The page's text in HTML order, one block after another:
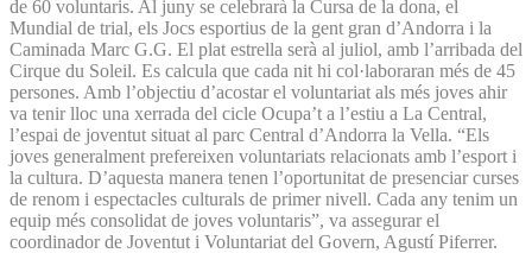
de 60 voluntaris. Al juny se celebrarà la Cursa de la dona, el
Mundial de trial, els Jocs esportius de la gent gran d’Andorra i la
Caminada Marc G.G. El plat estrella serà al juliol, amb l’arribada del
Cirque du Soleil. Es calcula que cada nit hi col·laboraran més de 45
persones. Amb l’objectiu d’acostar el voluntariat als més joves ahir
va tenir lloc una xerrada del cicle Ocupa’t a l’estiu a La Central,
l’espai de joventut situat al parc Central d’Andorra la Vella. “Els
joves generalment prefereixen voluntariats relacionats amb l’esport i
la cultura. D’aquesta manera tenen l’oportunitat de presenciar curses
de renom i espectacles culturals de primer nivell. Cada any tenim un
equip més consolidat de joves voluntaris”, va assegurar el
coordinador de Joventut i Voluntariat del Govern, Agustí Piferrer.